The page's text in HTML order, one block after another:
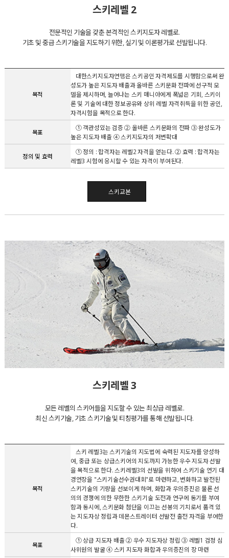
스키레벨 2
전문적인 기술을 갖춘 본격적인 스키지도자 레벨로.
기초 및 중급 스키기술을 지도하기 위한, 실기 및 이론평가로 선발됩니다.
목적
대한스키지도자연맹은 스키공인 자격제도를 시행함으로써 완
성도가 높은 지도자 배출과 올바른 스키문화 전파에 선구적 모
델을 제시하며, 늘어나는 스키 매니아에게 폭넓은 기회, 스키이
론 및 기술에 대한 정보공유와 상위 레벨 자격취득을 위한 공인,
자격시험을 목적으로 한다.
목표
① 객관성있는 검증 ② 올바른 스키문화의 전파 ③ 완성도가
높은 지도자 배출 ④ 스키지도자의 저변확대
정의 및 효력
① 정의 : 합격자는 레벨2 자격을 얻는다. ② 효력 : 합격자는
레벨3 시험에 응시할 수 있는 자격이 부여된다.
스키교본
스키레벨 3
모든 레벨의 스키어들을 지도할 수 있는 최상급 레벨로.
최신 스키기술, 기초 스키기술 및 티칭평가를 통해 선발됩니다.
목적
스키 레벨3는 스키기술의 지도법에 숙력된 지도자를 양성하
여, 중급 또는 상급스키어의 지도까지 가능한 우수 지도자 선발
을 목적으로 한다. 스키레벨3의 선발을 위하여 스키기술 연기 대
경연장을 "스키기술선수권대회"로 마련하고, 변화하고 발전된
스키기술의 기량을 선보이게 하며, 화합과 우의증진은 물론 선
의의 경쟁에 의한 무한한 스키기술 도전과 연구에 동기를 부여
함과 동시에, 스키문화 첨단을 이끄는 선봉의 기치로서 품격 있
는 지도자상 정립과 데몬스트레이터 선발전 출전 자격을 부여한
다.
목표
① 상급 지도자 배출 ② 우수 지도자상 정립 ③ 레벨1 검정 심
사위원의 발굴 ④ 스키 지도자 화합과 우의증진의 장 마련